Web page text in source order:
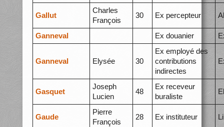
Gallut
Charles
François
30 Ex percepteur
Ganneval Ex douanier
Ganneval Elysée 30
Ex employé des
contributions
indirectes
Gasquet
Joseph
Lucien
48
Ex receveur
buraliste
Gaude
Pierre
François
28 Ex instituteur